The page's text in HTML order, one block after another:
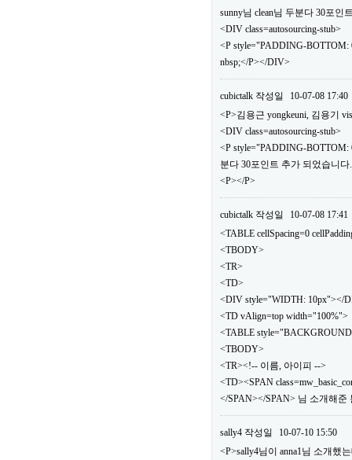
sunny님 clean님 두분다 30포
<DIV class=autosourcing-stub>
<P style="PADDING-
nbsp;</P></DIV>
cubictalk 작성일
10-07-08 17:40
<P>김용근 yongkeuni, 김용기
<DIV class=autosourcing-stub>
<P style="PADDING-
분다 30포인트 추가 되었습니
<P></P>
cubictalk 작성일
10-07-08 17:41
<TABLE cellSpacing=0
<TBODY>
<TR>
<TD>
<DIV style="WIDTH: 10px"></
<TD vAlign=top width="100%">
<TABLE style="BACKGROUND:
<TBODY>
<TR><!-- 이름, 아이피 -->
<TD><SPAN
</SPAN></SPAN> 님 소개해
sally4 작성일
10-07-10 15:50
<P>sally4님이 anna1님 소개했